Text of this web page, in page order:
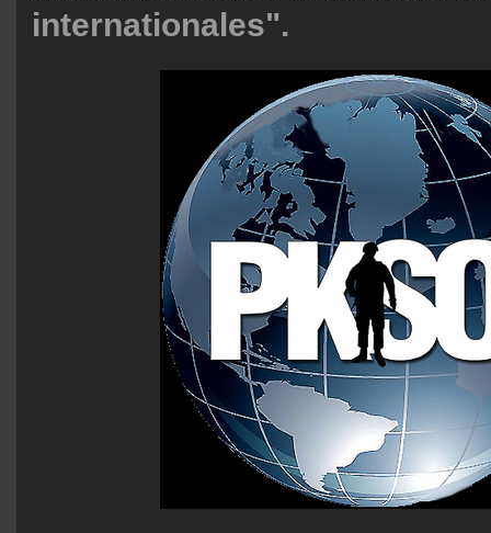
internationales".